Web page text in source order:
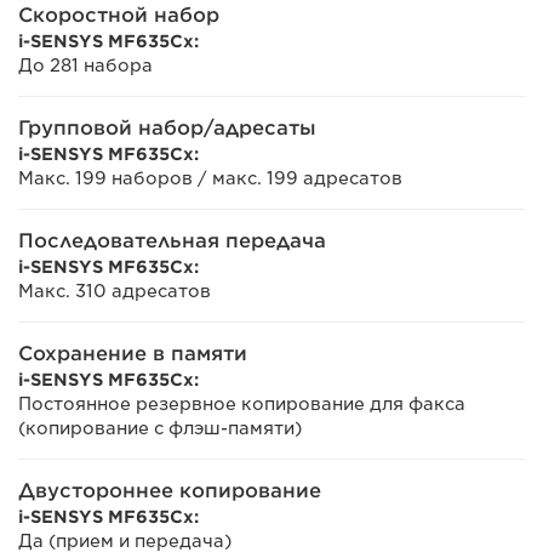
Скоростной набор
i-SENSYS MF635Cx:
До 281 набора
Групповой набор/адресаты
i-SENSYS MF635Cx:
Макс. 199 наборов / макс. 199 адресатов
Последовательная передача
i-SENSYS MF635Cx:
Макс. 310 адресатов
Сохранение в памяти
i-SENSYS MF635Cx:
Постоянное резервное копирование для факса
(копирование с флэш-памяти)
Двустороннее копирование
i-SENSYS MF635Cx:
Да (прием и передача)